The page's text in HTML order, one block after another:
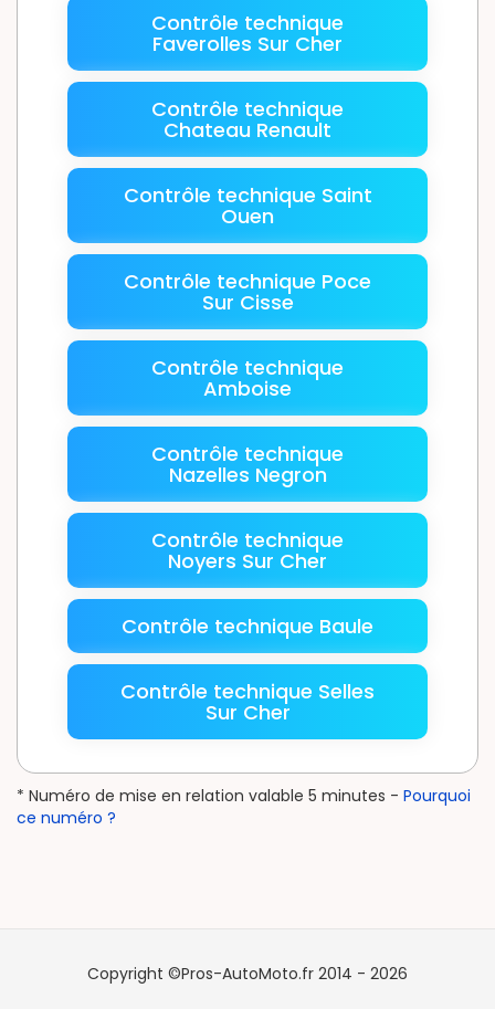
Contrôle technique
Faverolles Sur Cher
Contrôle technique
Chateau Renault
Contrôle technique Saint
Ouen
Contrôle technique Poce
Sur Cisse
Contrôle technique
Amboise
Contrôle technique
Nazelles Negron
Contrôle technique
Noyers Sur Cher
Contrôle technique Baule
Contrôle technique Selles
Sur Cher
* Numéro de mise en relation valable 5 minutes - Pourquoi
ce numéro ?
Copyright ©Pros-AutoMoto.fr 2014 - 2026